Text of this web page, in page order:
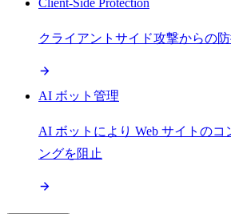
Client-Side Protection
クライアントサイド攻撃からの
AI ボット管理
AI ボットにより Web サイトの
ングを阻止